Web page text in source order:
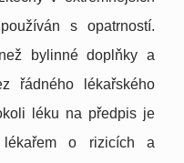
s opatrností.
bylinné doplňky a
řádného lékařského
léku na předpis je
o rizicích a